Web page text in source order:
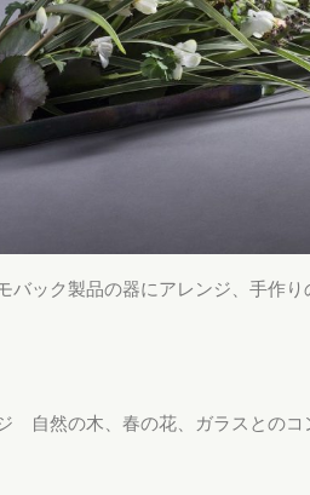
バック製品の器にアレンジ、手作
自然の木、春の花、ガラスとのコ